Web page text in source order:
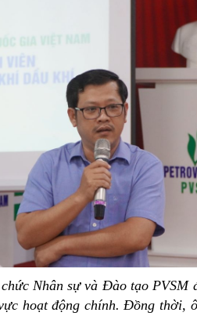
Nhân sự và Đào tạo
hoạt động chính. Đồng thời,